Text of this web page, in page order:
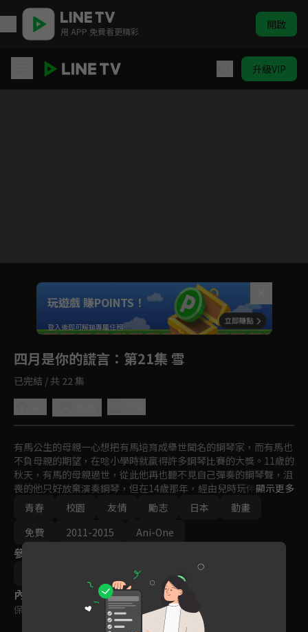
用 APP 免費看更精彩 開啟
升級VIP
Unmute
如有不便請見諒
玩遊戲 賺POINTS！
登入後即可解鎖專屬任務
四月是你的謊言 ：第21集 雪
已完結 / 共 22 集
有馬公生的母親一心想把有馬培育成舉世聞名的鋼琴家，而有馬也
不負母親的期望，在唸小學時就贏得許多鋼琴比賽的大獎。11歲的
秋天，有馬的母親過世，從此他再也聽不見自己彈奏的鋼琴聲，沮
喪的他只好放棄演奏鋼琴，但在14歲那年，經由兒時玩伴 椿的介
紹，有馬認識了小提琴手宮園薰，並被薰的自由奔放吸引，沒想到
薰竟開口邀請公生在比賽時擔任她的伴奏…
顯示更多
青春
校園 友情 勵志 日本
動畫
免費
2011-2015 Ani-One
參與演員
內容標籤
保護級